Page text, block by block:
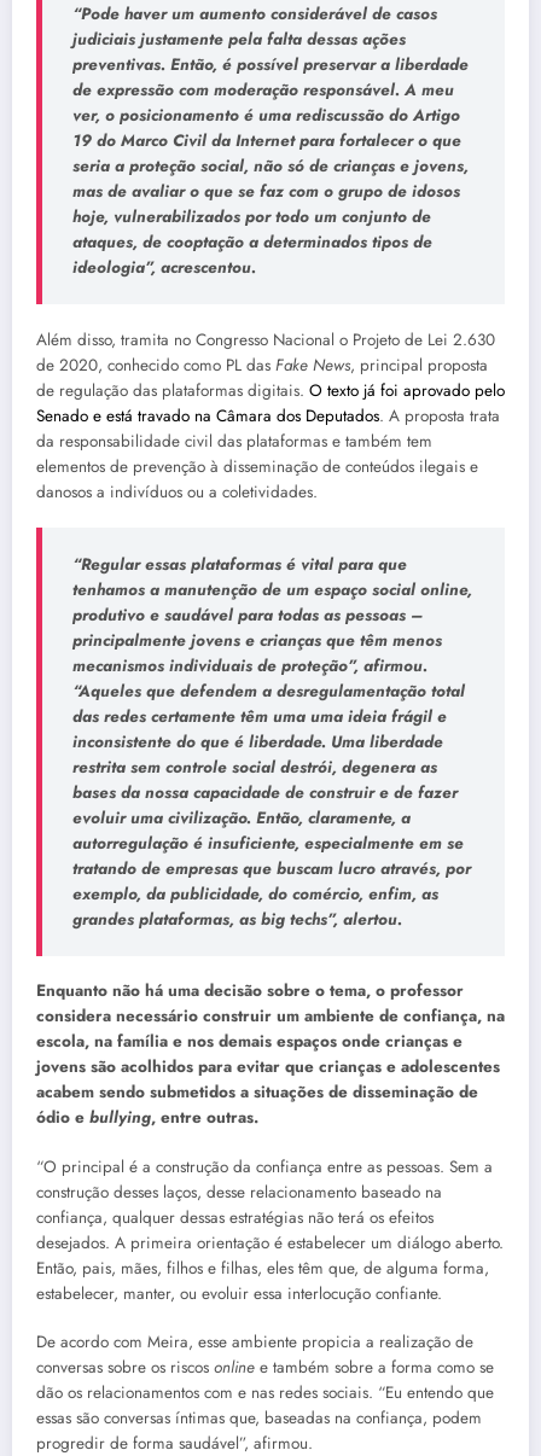
“Pode haver um aumento considerável de casos
judiciais justamente pela falta dessas ações
preventivas. Então, é possível preservar a liberdade
de expressão com moderação responsável. A meu
ver, o posicionamento é uma rediscussão do Artigo
19 do Marco Civil da Internet para fortalecer o que
seria a proteção social, não só de crianças e jovens,
mas de avaliar o que se faz com o grupo de idosos
hoje, vulnerabilizados por todo um conjunto de
ataques, de cooptação a determinados tipos de
ideologia”, acrescentou.
Além disso, tramita no Congresso Nacional o Projeto de Lei 2.630
de 2020, conhecido como PL das Fake News, principal proposta
de regulação das plataformas digitais. O texto já foi aprovado pelo
Senado e está travado na Câmara dos Deputados. A proposta trata
da responsabilidade civil das plataformas e também tem
elementos de prevenção à disseminação de conteúdos ilegais e
danosos a indivíduos ou a coletividades.
“Regular essas plataformas é vital para que
tenhamos a manutenção de um espaço social online,
produtivo e saudável para todas as pessoas –
principalmente jovens e crianças que têm menos
mecanismos individuais de proteção”, afirmou.
“Aqueles que defendem a desregulamentação total
das redes certamente têm uma uma ideia frágil e
inconsistente do que é liberdade. Uma liberdade
restrita sem controle social destrói, degenera as
bases da nossa capacidade de construir e de fazer
evoluir uma civilização. Então, claramente, a
autorregulação é insuficiente, especialmente em se
tratando de empresas que buscam lucro através, por
exemplo, da publicidade, do comércio, enfim, as
grandes plataformas, as big techs”, alertou.
Enquanto não há uma decisão sobre o tema, o professor
considera necessário construir um ambiente de confiança, na
escola, na família e nos demais espaços onde crianças e
jovens são acolhidos para evitar que crianças e adolescentes
acabem sendo submetidos a situações de disseminação de
ódio e bullying, entre outras.
“O principal é a construção da confiança entre as pessoas. Sem a
construção desses laços, desse relacionamento baseado na
confiança, qualquer dessas estratégias não terá os efeitos
desejados. A primeira orientação é estabelecer um diálogo aberto.
Então, pais, mães, filhos e filhas, eles têm que, de alguma forma,
estabelecer, manter, ou evoluir essa interlocução confiante.
De acordo com Meira, esse ambiente propicia a realização de
conversas sobre os riscos online e também sobre a forma como se
dão os relacionamentos com e nas redes sociais. “Eu entendo que
essas são conversas íntimas que, baseadas na confiança, podem
progredir de forma saudável”, afirmou.